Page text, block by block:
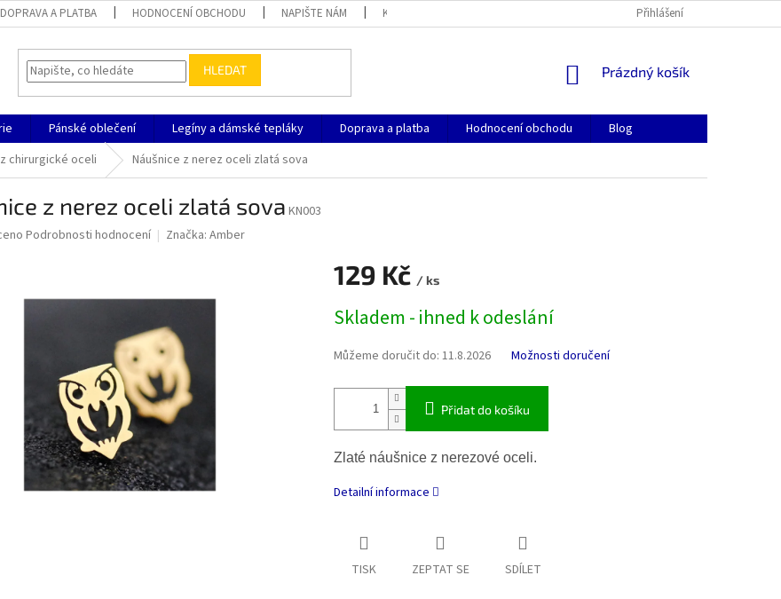
DOPRAVA A PLATBA HODNOCENÍ OBCHODU NAPIŠTE NÁM KONTAKTY GDPR COOKIES
Přihlášení
HLEDAT
NÁKUPNÍ
Prázdný košík
Pánské oblečení Legíny a dámské tepláky Doprava a platba Hodnocení obchodu
Blog
chirurgické oceli Náušnice z nerez oceli zlatá sova
z nerez oceli zlatá sova KN003
Podrobnosti hodnocení Značka: Amber
129 Kč / ks
cena:
Skladem - ihned k odeslání
Můžeme doručit do: 11.8.2026 Možnosti doručení
Přidat do košíku
Zlaté náušnice z nerezové oceli.
Detailní informace
TISK ZEPTAT SE SDÍLET